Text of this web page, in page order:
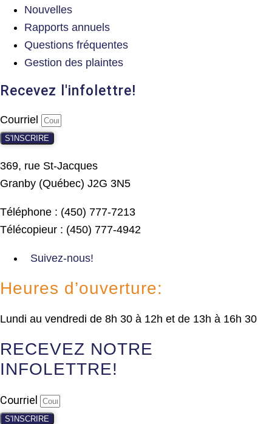
Nouvelles
Rapports annuels
Questions fréquentes
Gestion des plaintes
Recevez l'infolettre!
Courriel
S'INSCRIRE
369, rue St-Jacques
Granby (Québec) J2G 3N5
Téléphone : (450) 777-7213
Télécopieur : (450) 777-4942
Suivez-nous!
Heures d’ouverture:
Lundi au vendredi de 8h 30 à 12h et de 13h à 16h 30
RECEVEZ NOTRE
INFOLETTRE!
Courriel
S'INSCRIRE